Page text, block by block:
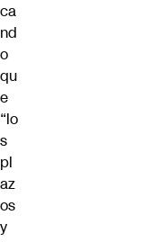
ca
nd
o
qu
e
“lo
s
pl
az
os
y